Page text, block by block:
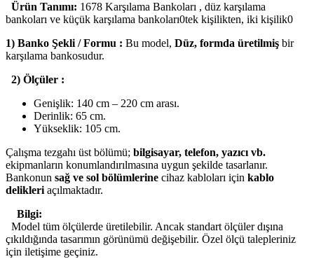
Ürün Tanımı: 1678 Karşılama Bankoları , düz karşılama
bankoları ve küçük karşılama bankoları0tek kişilikten, iki kişilik0
1) Banko Şekli / Formu : Bu model, Düz, formda üretilmiş bir
karşılama bankosudur.
2) Ölçüler :
Genişlik: 140 cm – 220 cm arası.
Derinlik: 65 cm.
Yükseklik: 105 cm.
Çalışma tezgahı üst bölümü; bilgisayar, telefon, yazıcı vb.
ekipmanların konumlandırılmasına uygun şekilde tasarlanır.
Bankonun sağ ve sol bölümlerine cihaz kabloları için kablo
delikleri açılmaktadır.
Bilgi:
Model tüm ölçülerde üretilebilir. Ancak standart ölçüler dışına
çıkıldığında tasarımın görünümü değişebilir. Özel ölçü talepleriniz
için iletişime geçiniz.